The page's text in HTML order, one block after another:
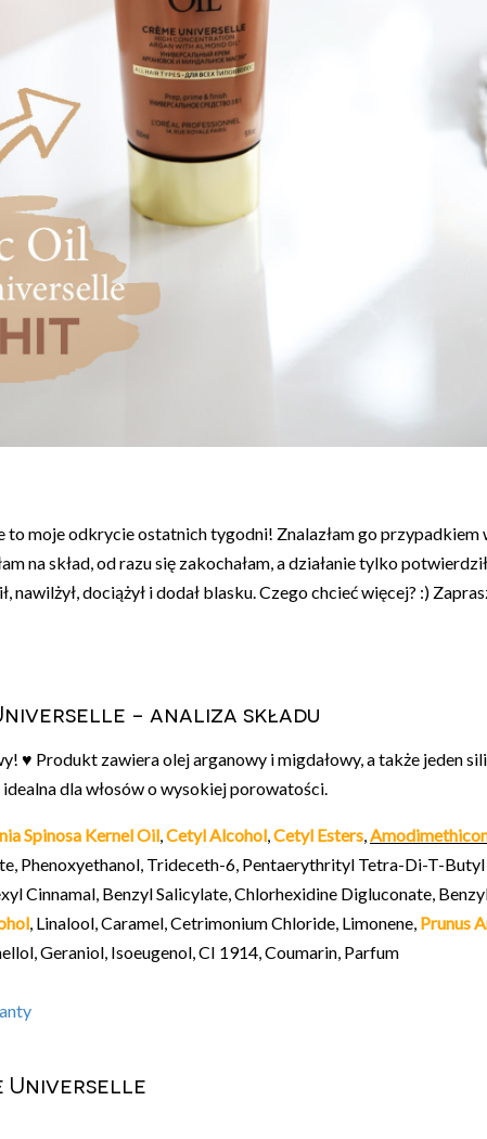
moje odkrycie ostatnich tygodni! Znalazłam go przypadkiem
na skład, od razu się zakochałam, a działanie tylko
nawilżył, dociążył i dodał blasku. Czego chcieć więcej? :)
- analiza składu
♥ Produkt zawiera olej arganowy i migdałowy, a także jeden
dla włosów o wysokiej porowatości.
Spinosa Kernel Oil,Cetyl Alcohol,Cetyl Esters,
Phenoxyethanol, Trideceth-6, Pentaerythrityl Tetra-Di-T-Butyl
Cinnamal, Benzyl Salicylate, Chlorhexidine Digluconate,
, Linalool, Caramel, Cetrimonium Chloride, Limonene, Prunus
Geraniol, Isoeugenol, CI 1914, Coumarin, Parfum
Universelle